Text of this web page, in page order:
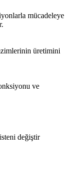
mücadeleye
üretimini
ve
değiştir